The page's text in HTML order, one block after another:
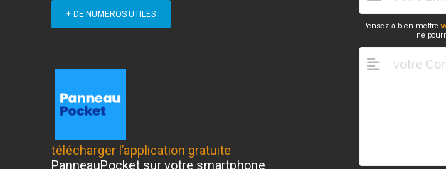
+ DE NUMÉROS UTILES
télécharger l’application gratuite
PanneauPocket sur votre smartphone
Pensez à bien mettre
ne